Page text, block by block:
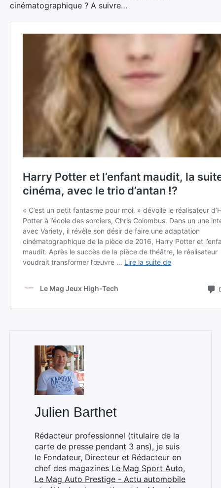
cinématographique ? A suivre…
Julien Barthet
Rédacteur professionnel (titulaire de la
carte de presse pendant 3 ans), je suis
le Fondateur, Directeur et Rédacteur en
chef des magazines Le Mag Sport Auto,
Le Mag Auto Prestige - Actu automobile